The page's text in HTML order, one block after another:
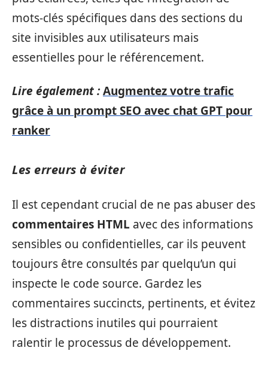
mots-clés spécifiques dans des sections du
site invisibles aux utilisateurs mais
essentielles pour le référencement.
Lire également :Augmentez votre trafic
grâce à un prompt SEO avec chat GPT pour
ranker
Les erreurs à éviter
Il est cependant crucial de ne pas abuser des
commentaires HTML avec des informations
sensibles ou confidentielles, car ils peuvent
toujours être consultés par quelqu’un qui
inspecte le code source. Gardez les
commentaires succincts, pertinents, et évitez
les distractions inutiles qui pourraient
ralentir le processus de développement.